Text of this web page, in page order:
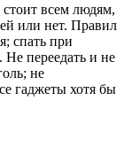
всем людям,
или нет. Правил
спать при
переедать и не
не
гаджеты хотя бы